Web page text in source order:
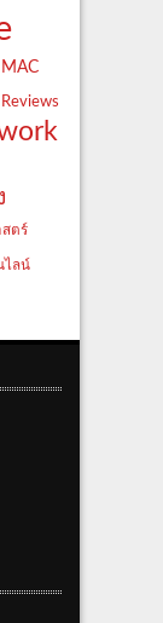
MAC
Reviews
ตร์
ไลน์